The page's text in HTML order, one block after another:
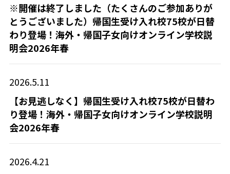
※開催は終了しました（たくさんのご参加ありが
とうございました）帰国生受け入れ校75校が日替
わり登場！海外・帰国子女向けオンライン学校説
明会2026年春
2026.5.11
【お見逃しなく】帰国生受け入れ校75校が日替わ
り登場！海外・帰国子女向けオンライン学校説明
会2026年春
2026.4.21